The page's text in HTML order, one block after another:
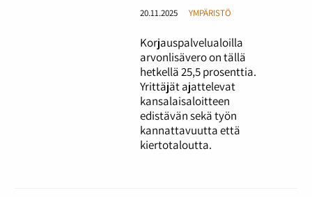
20.11.2025 YMPÄRISTÖ
Korjauspalvelualoilla
arvonlisävero on tällä
hetkellä 25,5 prosenttia.
Yrittäjät ajattelevat
kansalaisaloitteen
edistävän sekä työn
kannattavuutta että
kiertotaloutta.